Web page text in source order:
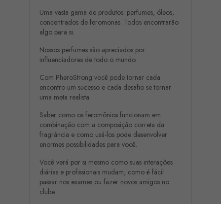
Uma vasta gama de produtos: perfumes, óleos,
concentrados de feromonas. Todos encontrarão
algo para si.
Nossos perfumes são apreciados por
influenciadores de todo o mundo.
Com PheroStrong você pode tornar cada
encontro um sucesso e cada desafio se tornar
uma meta realista.
Saber como os feromônios funcionam em
combinação com a composição correta da
fragrância e como usá-los pode desenvolver
enormes possibilidades para você.
Você verá por si mesmo como suas interações
diárias e profissionais mudam, como é fácil
passar nos exames ou fazer novos amigos no
clube.